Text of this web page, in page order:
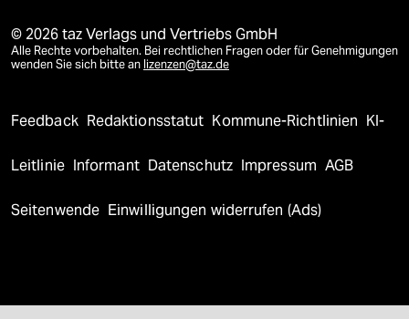
© 2026 taz Verlags und Vertriebs GmbH
Alle Rechte vorbehalten. Bei rechtlichen Fragen oder für Genehmigungen
wenden Sie sich bitte an lizenzen@taz.de
Feedback Redaktionsstatut Kommune-Richtlinien KI-
Leitlinie Informant Datenschutz Impressum AGB
Seitenwende Einwilligungen widerrufen (Ads)